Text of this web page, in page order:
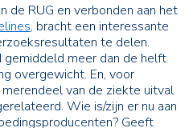
de RUG en verbonden aan het
, bracht een interessante
te delen.
meer dan de helft
overgewicht. En, voor
van de ziekte uitval
Wie is/zijn er nu aan
Geeft